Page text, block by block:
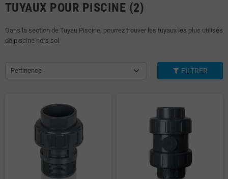
TUYAUX POUR PISCINE (2)
Dans la section de Tuyau Piscine, pourrez trouver les tuyaux les plus utilisés
de piscine hors sol.
Pertinence FILTRER